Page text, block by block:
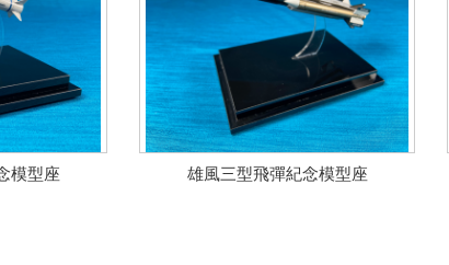
模型座 雄風三型飛彈紀念模型座